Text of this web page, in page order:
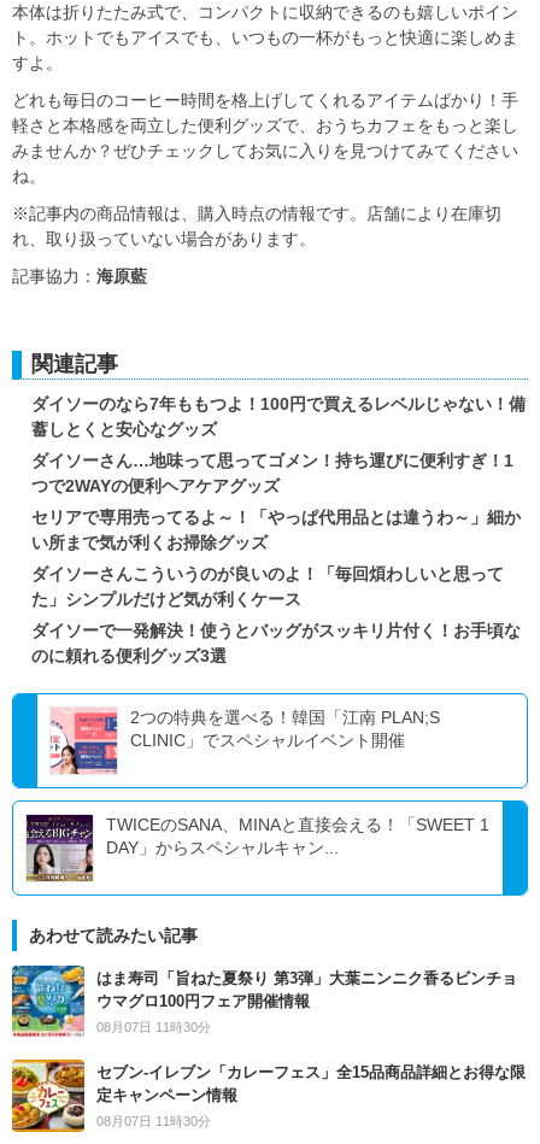
本体は折りたたみ式で、コンパクトに収納できるのも嬉しいポイン
ト。ホットでもアイスでも、いつもの一杯がもっと快適に楽しめま
すよ。
どれも毎日のコーヒー時間を格上げしてくれるアイテムばかり！手
軽さと本格感を両立した便利グッズで、おうちカフェをもっと楽し
みませんか？ぜひチェックしてお気に入りを見つけてみてください
ね。
※記事内の商品情報は、購入時点の情報です。店舗により在庫切
れ、取り扱っていない場合があります。
記事協力： 海原藍
関連記事
ダイソーのなら7年ももつよ！100円で買えるレベルじゃない！備
蓄しとくと安心なグッズ
ダイソーさん…地味って思ってゴメン！持ち運びに便利すぎ！1
つで2WAYの便利ヘアケアグッズ
セリアで専用売ってるよ～！「やっぱ代用品とは違うわ～」細か
い所まで気が利くお掃除グッズ
ダイソーさんこういうのが良いのよ！「毎回煩わしいと思って
た」シンプルだけど気が利くケース
ダイソーで一発解決！使うとバッグがスッキリ片付く！お手頃な
のに頼れる便利グッズ3選
2つの特典を選べる！韓国「江南 PLAN;S
CLINIC」でスペシャルイベント開催
TWICEのSANA、MINAと直接会える！「SWEET 1
DAY」からスペシャルキャン...
あわせて読みたい記事
はま寿司「旨ねた夏祭り 第3弾」大葉ニンニク香るビンチョ
ウマグロ100円フェア開催情報
08月07日 11時30分
セブン‐イレブン「カレーフェス」全15品商品詳細とお得な限
定キャンペーン情報
08月07日 11時30分